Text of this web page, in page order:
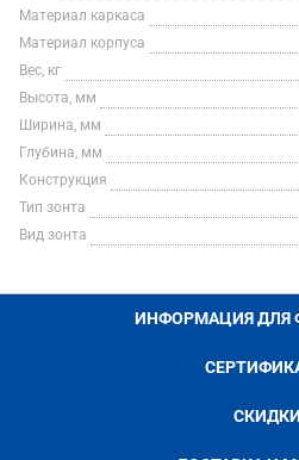
Материал каркаса
Материал корпуса
Вес, кг
Высота, мм
Ширина, мм
Глубина, мм
Конструкция
Тип зонта
Вид зонта
ИНФОРМАЦИЯ ДЛЯ
СКИДКИ